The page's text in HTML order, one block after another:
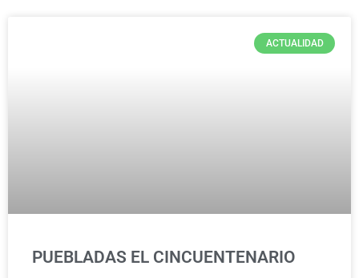
ACTUALIDAD
PUEBLADAS EL CINCUENTENARIO